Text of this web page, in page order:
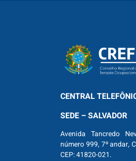
CENTRAL
SEDE – SALVADOR
Avenida Tancredo
número 999, 7º andar,
CEP: 41820-021.